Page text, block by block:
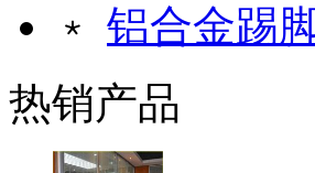
﹡ 铝合金踢
热销产品